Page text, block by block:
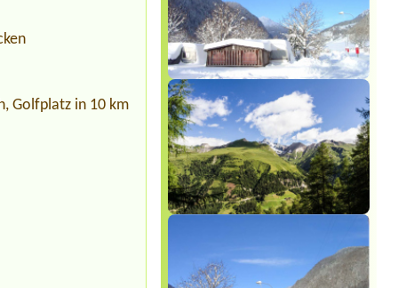
Golfplatz in 10 km